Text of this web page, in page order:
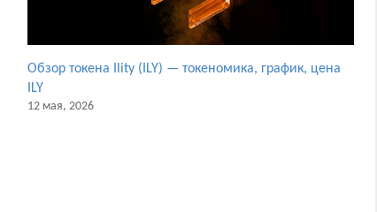
Обзор токена Ility (ILY) — токеномика, график, цена
ILY
12 мая, 2026